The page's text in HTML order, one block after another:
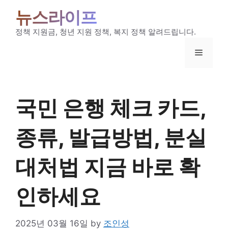
content
뉴스라이프
정책 지원금, 청년 지원 정책, 복지 정책 알려드립니다.
Menu
국민 은행 체크 카드,
종류, 발급방법, 분실
대처법 지금 바로 확
인하세요
2025년 03월 16일 by 조인성